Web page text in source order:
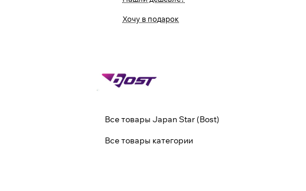
Хочу в подарок
Все товары Japan Star (Bost)
Все товары категории